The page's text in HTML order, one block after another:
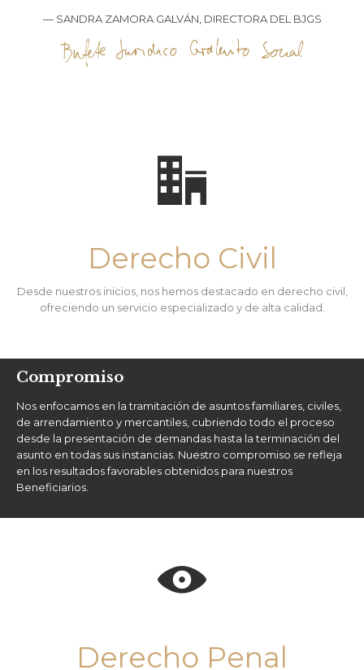
— SANDRA ZAMORA GALVÁN, DIRECTORA DEL BJGS

Derecho Civil
Desde nuestros inicios, nos hemos destacado en derecho civil,
ofreciendo un servicio especializado y de alta calidad.
Compromiso
Nos enfocamos en la tramitación de asuntos familiares, civiles,
de arrendamiento y mercantiles, cubriendo todo el proceso
desde la presentación de demandas hasta la terminación del
asunto en todas sus instancias. Nuestro compromiso se refleja
en los resultados favorables obtenidos para nuestros
Beneficiarios.

Derecho Penal